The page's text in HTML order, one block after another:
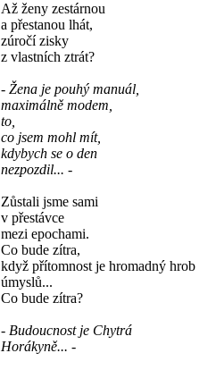
Až ženy zestárnou
a přestanou lhát,
zúročí zisky
z vlastních ztrát?
- Žena je pouhý manuál,
maximálně modem,
to,
co jsem mohl mít,
kdybych se o den
nezpozdil... -
Zůstali jsme sami
v přestávce
mezi epochami.
Co bude zítra,
když přítomnost je hromadný hrob
úmyslů...
Co bude zítra?
- Budoucnost je Chytrá
Horákyně... -